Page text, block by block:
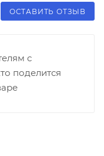
ОСТАВИТЬ ОТЗЫВ
с
поделится